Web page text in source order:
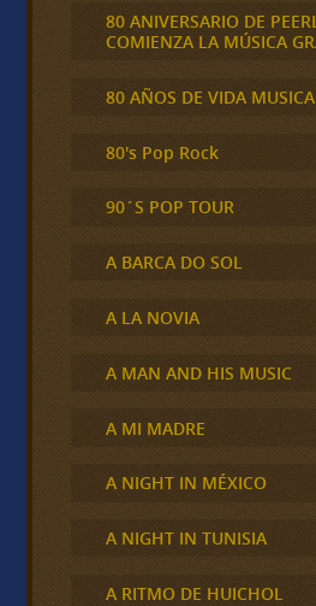
80 ANIVERSARIO DE
COMIENZA LA MÚSICA
80 AÑOS DE VIDA
80's Pop Rock
90´S POP TOUR
A BARCA DO SOL
A LA NOVIA
A MAN AND HIS MUSIC
A MI MADRE
A NIGHT IN MÉXICO
A NIGHT IN TUNISIA
A RITMO DE HUICHOL